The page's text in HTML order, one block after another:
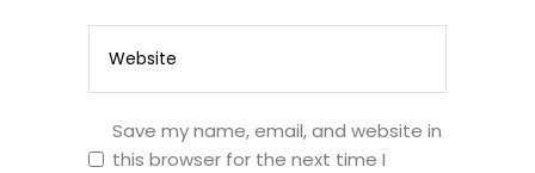
Save my name, email, and website in
this browser for the next time I